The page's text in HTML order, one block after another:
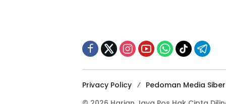
Privacy Policy
Pedoman Media Siber